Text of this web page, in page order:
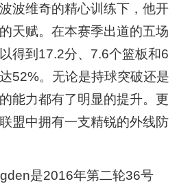
波维奇的精心训练下，他开
天赋。在本赛季出道的五场
得到17.2分、7.6个篮板和6
52%。无论是持球突破还是
能力都有了明显的提升。更
盟中拥有一支精锐的外线防
是2016年第二轮36号